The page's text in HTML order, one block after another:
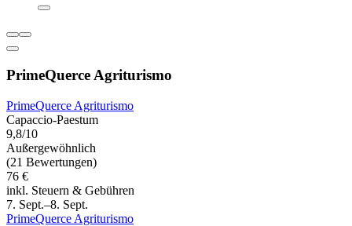
PrimeQuerce Agriturismo
PrimeQuerce Agriturismo
Capaccio-Paestum
9,8/10
Außergewöhnlich
(21 Bewertungen)
76 €
inkl. Steuern & Gebühren
7. Sept.–8. Sept.
PrimeQuerce Agriturismo